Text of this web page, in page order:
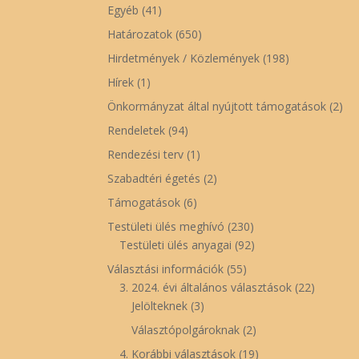
Egyéb (41)
Határozatok (650)
Hirdetmények / Közlemények (198)
Hírek (1)
Önkormányzat által nyújtott támogatások (2)
Rendeletek (94)
Rendezési terv (1)
Szabadtéri égetés (2)
Támogatások (6)
Testületi ülés meghívó (230)
Testületi ülés anyagai (92)
Választási információk (55)
3. 2024. évi általános választások (22)
Jelölteknek (3)
Választópolgároknak (2)
4. Korábbi választások (19)